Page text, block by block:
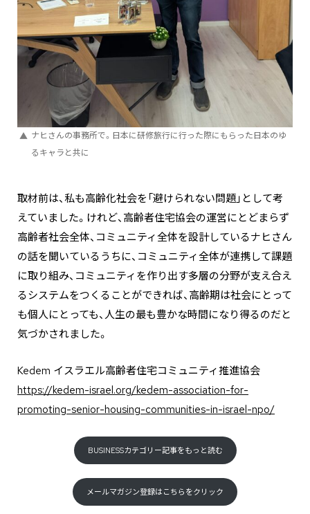
ナヒさんの事務所で。日本に研修旅行に行った際にもらった日本のゆ
るキャラと共に
取材前は、私も高齢化社会を「避けられない問題」として考
えていました。けれど、高齢者住宅協会の運営にとどまらず
高齢者社会全体、コミュニティ全体を設計しているナヒさん
の話を聞いているうちに、コミュニティ全体が連携して課題
に取り組み、コミュニティを作り出す多層の分野が支え合え
るシステムをつくることができれば、高齢期は社会にとって
も個人にとっても、人生の最も豊かな時間になり得るのだと
気づかされました。
Kedem イスラエル高齢者住宅コミュニティ推進協会
https://kedem-israel.org/kedem-association-for-
promoting-senior-housing-communities-in-israel-npo/
BUSINESSカテゴリー記事をもっと読む
メールマガジン登録はこちらをクリック